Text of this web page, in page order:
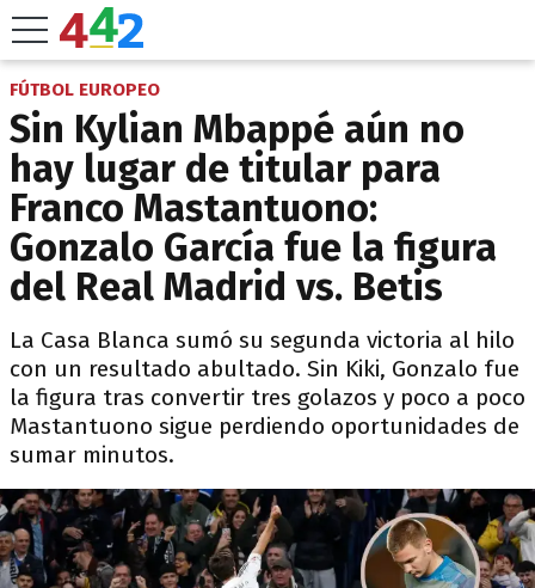
FÚTBOL EUROPEO
Sin Kylian Mbappé aún no
hay lugar de titular para
Franco Mastantuono:
Gonzalo García fue la figura
del Real Madrid vs. Betis
La Casa Blanca sumó su segunda victoria al hilo
con un resultado abultado. Sin Kiki, Gonzalo fue
la figura tras convertir tres golazos y poco a poco
Mastantuono sigue perdiendo oportunidades de
sumar minutos.